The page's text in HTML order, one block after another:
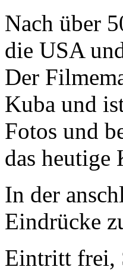
Nach über
die USA
Der
Kuba und
Fotos und
das heutige
In der
Eindrücke
Eintritt frei,